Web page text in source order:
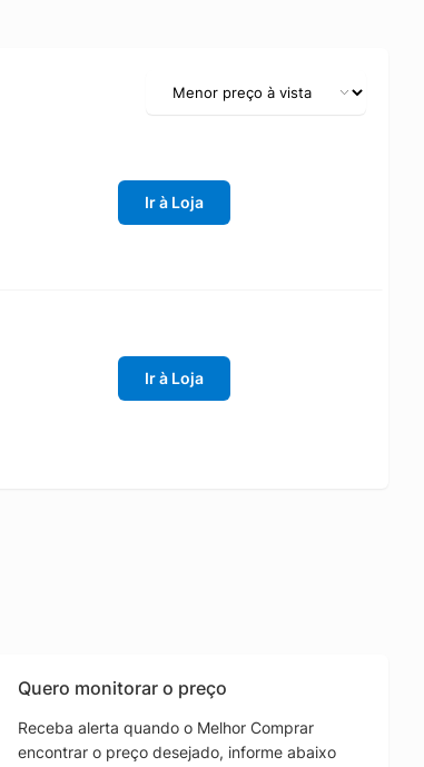
Ir à Loja
Ir à Loja
Quero monitorar o preço
Receba alerta quando o Melhor Comprar
encontrar o preço desejado, informe abaixo